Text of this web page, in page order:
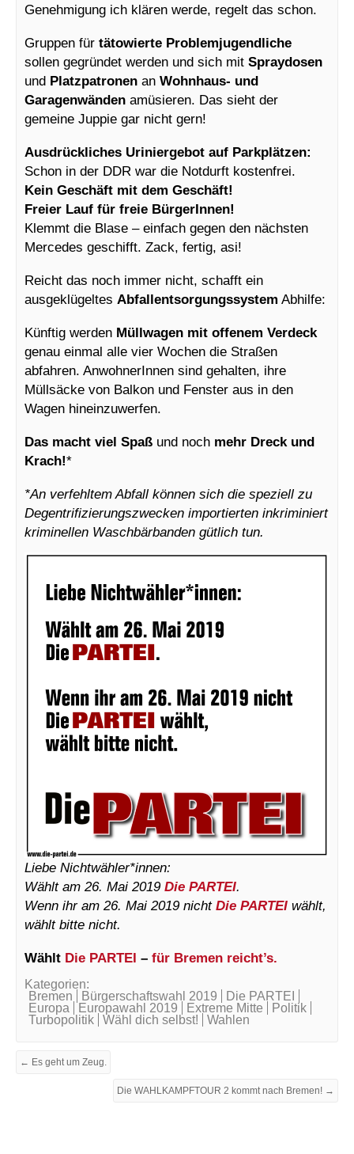
Genehmigung ich klären werde, regelt das schon.
Gruppen für tätowierte Problemjugendliche
sollen gegründet werden und sich mit Spraydosen
und Platzpatronen an Wohnhaus- und
Garagenwänden amüsieren. Das sieht der
gemeine Juppie gar nicht gern!
Ausdrückliches Uriniergebot auf Parkplätzen:
Schon in der DDR war die Notdurft kostenfrei.
Kein Geschäft mit dem Geschäft!
Freier Lauf für freie BürgerInnen!
Klemmt die Blase – einfach gegen den nächsten
Mercedes geschifft. Zack, fertig, asi!
Reicht das noch immer nicht, schafft ein
ausgeklügeltes Abfallentsorgungssystem Abhilfe:
Künftig werden Müllwagen mit offenem Verdeck
genau einmal alle vier Wochen die Straßen
abfahren. AnwohnerInnen sind gehalten, ihre
Müllsäcke von Balkon und Fenster aus in den
Wagen hineinzuwerfen.
Das macht viel Spaß und noch mehr Dreck und
Krach!*
*An verfehltem Abfall können sich die speziell zu
Degentrifizierungszwecken importierten inkriminiert
kriminellen Waschbärbanden gütlich tun.
Liebe Nichtwähler*innen:
Wählt am 26. Mai 2019 Die PARTEI.
Wenn ihr am 26. Mai 2019 nicht Die PARTEI wählt,
wählt bitte nicht.
Wählt Die PARTEI – für Bremen reicht’s.
Kategorien:
Bremen
Bürgerschaftswahl 2019
Die PARTEI
Europa
Europawahl 2019 Extreme Mitte
Politik
Turbopolitik
Wähl dich selbst! Wahlen
← Es geht um Zeug.
Die WAHLKAMPFTOUR 2 kommt nach Bremen! →